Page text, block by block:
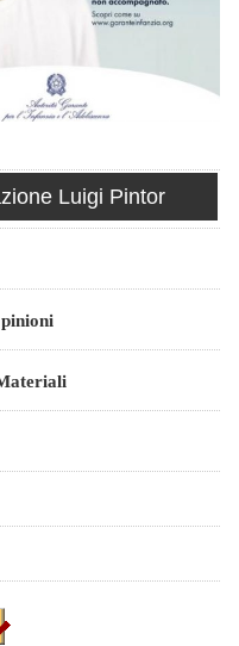
Luigi Pintor